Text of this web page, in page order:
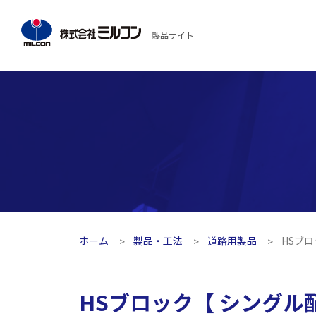
製品サイト
ホーム 製品・工法 道路用製品 HSブ
HSブロック【 シングル